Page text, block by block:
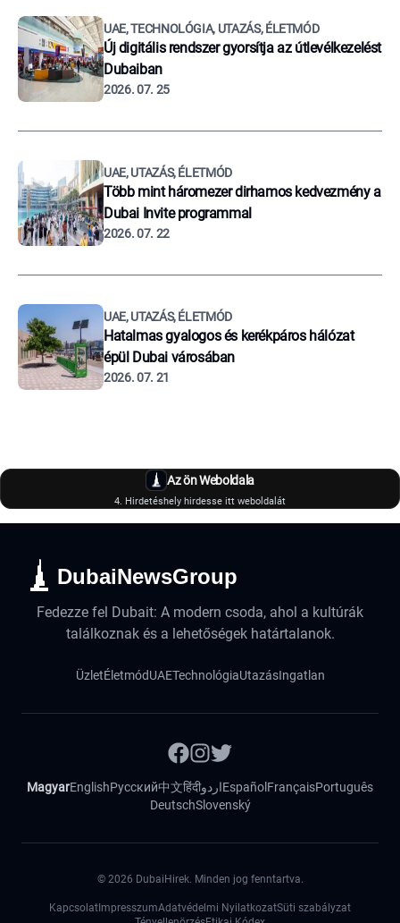
UAE, TECHNOLÓGIA, UTAZÁS, ÉLETMÓD
Új digitális rendszer gyorsítja az útlevélkezelést
Dubaiban
2026. 07. 25
UAE, UTAZÁS, ÉLETMÓD
Több mint háromezer dirhamos kedvezmény a
Dubai Invite programmal
2026. 07. 22
UAE, UTAZÁS, ÉLETMÓD
Hatalmas gyalogos és kerékpáros hálózat
épül Dubai városában
2026. 07. 21
Az ön Weboldala
4. Hirdetéshely hirdesse itt weboldalát
DubaiNewsGroup
Fedezze fel Dubait: A modern csoda, ahol a kultúrák
találkoznak és a lehetőségek határtalanok.
ÜzletÉletmódUAETechnológiaUtazásIngatlan
MagyarEnglishРусский中文हिंदीاردوEspañol FrançaisPortuguês
DeutschSlovenský
© 2026 DubaiHirek. Minden jog fenntartva.
Kapcsolat ImpresszumAdatvédelmi NyilatkozatSüti szabályzat